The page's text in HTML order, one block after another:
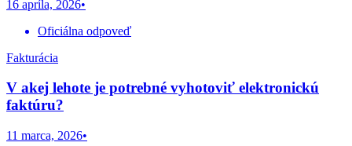
16 apríla, 2026•
Oficiálna odpoveď
Fakturácia
V akej lehote je potrebné vyhotoviť elektronickú
faktúru?
11 marca, 2026•